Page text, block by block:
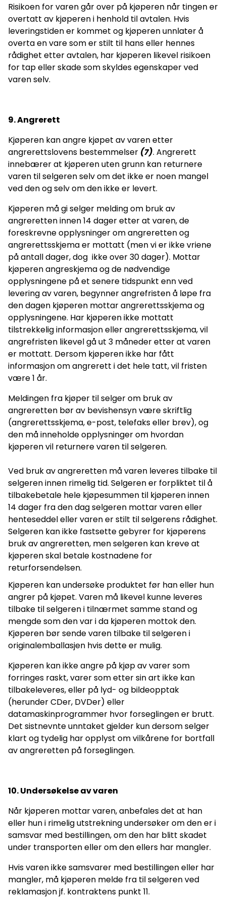
Risikoen for varen går over på kjøperen når tingen er
overtatt av kjøperen i henhold til avtalen. Hvis
leveringstiden er kommet og kjøperen unnlater å
overta en vare som er stilt til hans eller hennes
rådighet etter avtalen, har kjøperen likevel risikoen
for tap eller skade som skyldes egenskaper ved
varen selv.
9. Angrerett
Kjøperen kan angre kjøpet av varen etter
angrerettslovens bestemmelser (7). Angrerett
innebærer at kjøperen uten grunn kan returnere
varen til selgeren selv om det ikke er noen mangel
ved den og selv om den ikke er levert.
Kjøperen må gi selger melding om bruk av
angreretten innen 14 dager etter at varen, de
foreskrevne opplysninger om angreretten og
angrerettsskjema er mottatt (men vi er ikke vriene
på antall dager, dog ikke over 30 dager). Mottar
kjøperen angreskjema og de nødvendige
opplysningene på et senere tidspunkt enn ved
levering av varen, begynner angrefristen å løpe fra
den dagen kjøperen mottar angrerettsskjema og
opplysningene. Har kjøperen ikke mottatt
tilstrekkelig informasjon eller angrerettsskjema, vil
angrefristen likevel gå ut 3 måneder etter at varen
er mottatt. Dersom kjøperen ikke har fått
informasjon om angrerett i det hele tatt, vil fristen
være 1 år.
Meldingen fra kjøper til selger om bruk av
angreretten bør av bevishensyn være skriftlig
(angrerettsskjema, e-post, telefaks eller brev), og
den må inneholde opplysninger om hvordan
kjøperen vil returnere varen til selgeren.
Ved bruk av angreretten må varen leveres tilbake til
selgeren innen rimelig tid. Selgeren er forpliktet til å
tilbakebetale hele kjøpesummen til kjøperen innen
14 dager fra den dag selgeren mottar varen eller
henteseddel eller varen er stilt til selgerens rådighet.
Selgeren kan ikke fastsette gebyrer for kjøperens
bruk av angreretten, men selgeren kan kreve at
kjøperen skal betale kostnadene for
returforsendelsen.
Kjøperen kan undersøke produktet før han eller hun
angrer på kjøpet. Varen må likevel kunne leveres
tilbake til selgeren i tilnærmet samme stand og
mengde som den var i da kjøperen mottok den.
Kjøperen bør sende varen tilbake til selgeren i
originalemballasjen hvis dette er mulig.
Kjøperen kan ikke angre på kjøp av varer som
forringes raskt, varer som etter sin art ikke kan
tilbakeleveres, eller på lyd- og bildeopptak
(herunder CDer, DVDer) eller
datamaskinprogrammer hvor forseglingen er brutt.
Det sistnevnte unntaket gjelder kun dersom selger
klart og tydelig har opplyst om vilkårene for bortfall
av angreretten på forseglingen.
10. Undersøkelse av varen
Når kjøperen mottar varen, anbefales det at han
eller hun i rimelig utstrekning undersøker om den er i
samsvar med bestillingen, om den har blitt skadet
under transporten eller om den ellers har mangler.
Hvis varen ikke samsvarer med bestillingen eller har
mangler, må kjøperen melde fra til selgeren ved
reklamasjon jf. kontraktens punkt 11.